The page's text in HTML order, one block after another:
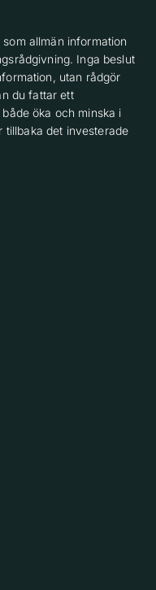
allmän information
Inga beslut
utan rådgör
du fattar ett
öka och minska i
tillbaka det investerade